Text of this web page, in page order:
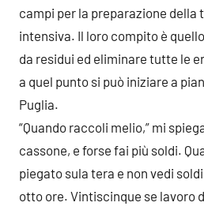
campi per la preparazione della
intensiva. Il loro compito è
da residui ed eliminare tutte le
a quel punto si può iniziare a
Puglia.
“Quando raccoli melio,” mi
cassone, e forse fai più soldi.
piegato sula tera e non vedi
otto ore. Vintiscinque se lavoro